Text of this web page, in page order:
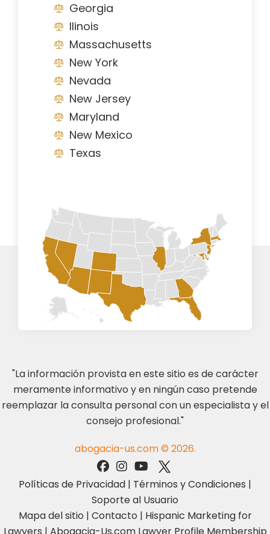
Georgia
Ilinois
Massachusetts
New York
Nevada
New Jersey
Maryland
New Mexico
Texas
"La información provista en este sitio es de carácter
meramente informativo y en ningún caso pretende
reemplazar la consulta personal con un especialista y el
consejo profesional."
abogacia-us.com © 2026.
Políticas de Privacidad | Términos y Condiciones |
Soporte al Usuario
Mapa del sitio | Contacto | Hispanic Marketing for
Lawyers | Abogacia-Us.com Lawyer Profile Membership